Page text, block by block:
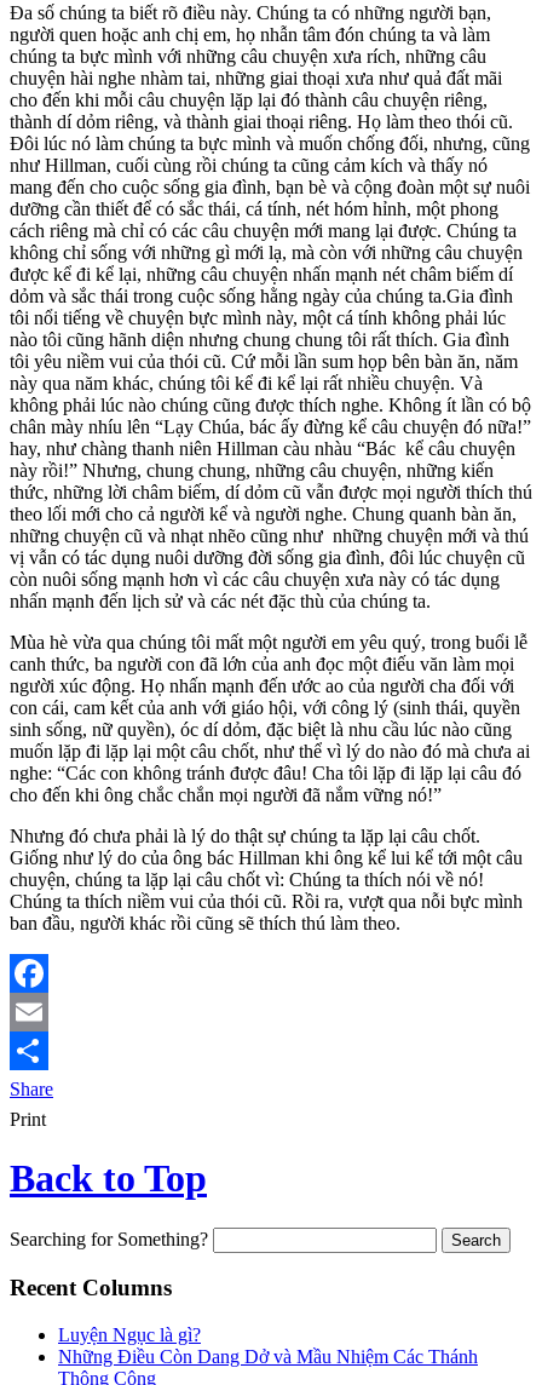
Đa số chúng ta biết rõ điều này. Chúng ta có những người bạn,
người quen hoặc anh chị em, họ nhẫn tâm đón chúng ta và làm
chúng ta bực mình với những câu chuyện xưa rích, những câu
chuyện hài nghe nhàm tai, những giai thoại xưa như quả đất mãi
cho đến khi mỗi câu chuyện lặp lại đó thành câu chuyện riêng,
thành dí dỏm riêng, và thành giai thoại riêng. Họ làm theo thói cũ.
Đôi lúc nó làm chúng ta bực mình và muốn chống đối, nhưng, cũng
như Hillman, cuối cùng rồi chúng ta cũng cảm kích và thấy nó
mang đến cho cuộc sống gia đình, bạn bè và cộng đoàn một sự nuôi
dưỡng cần thiết để có sắc thái, cá tính, nét hóm hỉnh, một phong
cách riêng mà chỉ có các câu chuyện mới mang lại được. Chúng ta
không chỉ sống với những gì mới lạ, mà còn với những câu chuyện
được kể đi kể lại, những câu chuyện nhấn mạnh nét châm biếm dí
dỏm và sắc thái trong cuộc sống hằng ngày của chúng ta.Gia đình
tôi nổi tiếng về chuyện bực mình này, một cá tính không phải lúc
nào tôi cũng hãnh diện nhưng chung chung tôi rất thích. Gia đình
tôi yêu niềm vui của thói cũ. Cứ mỗi lần sum họp bên bàn ăn, năm
này qua năm khác, chúng tôi kể đi kể lại rất nhiều chuyện. Và
không phải lúc nào chúng cũng được thích nghe. Không ít lần có bộ
chân mày nhíu lên “Lạy Chúa, bác ấy đừng kể câu chuyện đó nữa!”
hay, như chàng thanh niên Hillman càu nhàu “Bác kể câu chuyện
này rồi!” Nhưng, chung chung, những câu chuyện, những kiến
thức, những lời châm biếm, dí dỏm cũ vẫn được mọi người thích thú
theo lối mới cho cả người kể và người nghe. Chung quanh bàn ăn,
những chuyện cũ và nhạt nhẽo cũng như những chuyện mới và thú
vị vẫn có tác dụng nuôi dưỡng đời sống gia đình, đôi lúc chuyện cũ
còn nuôi sống mạnh hơn vì các câu chuyện xưa này có tác dụng
nhấn mạnh đến lịch sử và các nét đặc thù của chúng ta.
Mùa hè vừa qua chúng tôi mất một người em yêu quý, trong buổi lễ
canh thức, ba người con đã lớn của anh đọc một điếu văn làm mọi
người xúc động. Họ nhấn mạnh đến ước ao của người cha đối với
con cái, cam kết của anh với giáo hội, với công lý (sinh thái, quyền
sinh sống, nữ quyền), óc dí dỏm, đặc biệt là nhu cầu lúc nào cũng
muốn lặp đi lặp lại một câu chốt, như thể vì lý do nào đó mà chưa ai
nghe: “Các con không tránh được đâu! Cha tôi lặp đi lặp lại câu đó
cho đến khi ông chắc chắn mọi người đã nắm vững nó!”
Nhưng đó chưa phải là lý do thật sự chúng ta lặp lại câu chốt.
Giống như lý do của ông bác Hillman khi ông kể lui kể tới một câu
chuyện, chúng ta lặp lại câu chốt vì: Chúng ta thích nói về nó!
Chúng ta thích niềm vui của thói cũ. Rồi ra, vượt qua nỗi bực mình
ban đầu, người khác rồi cũng sẽ thích thú làm theo.
Facebook
Email
Share
Print
Back to Top
Searching for Something?
Recent Columns
Luyện Ngục là gì?
Những Điều Còn Dang Dở và Mầu Nhiệm Các Thánh
Thông Công